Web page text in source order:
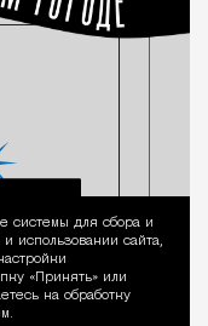
системы для сбора и
использовании сайта,
«Принять» или
на обработку